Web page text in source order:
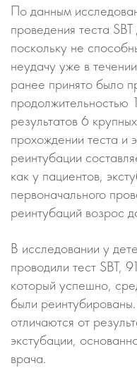
По данным
проведения теста
поскольку не
неудачу уже в
ранее принято было
продолжительностью
результатов 6
прохождении теста и
реинтубации
как у пациентов,
первоначального
реинтубаций возрос
В исследовании у
проводили тест SBT,
который успешно,
были
отличаются от
экстубации,
врача.